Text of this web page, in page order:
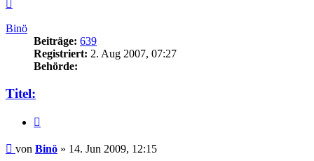
Binö
Beiträge: 639
Registriert: 2. Aug 2007, 07:27
Behörde:
Titel:
Beitrag
von Binö » 14. Jun 2009, 12:15